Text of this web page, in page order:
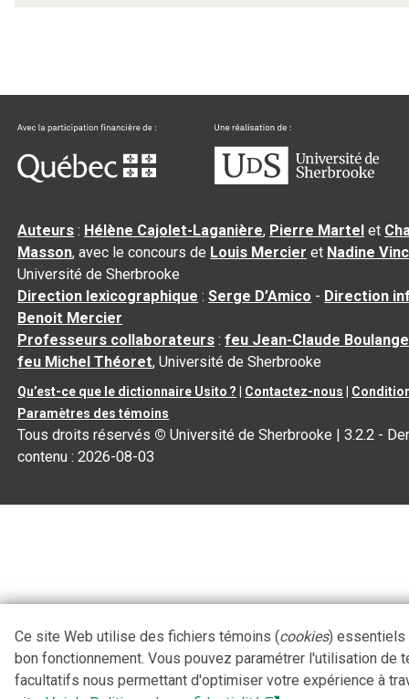
Auteurs : Hélène Cajolet-Laganière, Pierre Martel et
Masson, avec le concours de Louis Mercier et Nadine
Université de Sherbrooke
Direction lexicographique :Serge D’Amico - Direction
Benoit Mercier
Professeurs collaborateurs :feu Jean-Claude
feu Michel Théoret, Université de Sherbrooke
Qu’est-ce que le dictionnaire Usito ? Contactez-nous
Paramètres des témoins
Tous droits réservés © Université de Sherbrooke |3.2.2 -
contenu :2026-08-03
Ce site Web utilise des fichiers témoins (cookies) essentiels
bon fonctionnement. Vous pouvez paramétrer l'utilisation de
facultatifs nous permettant d'optimiser votre expérience à